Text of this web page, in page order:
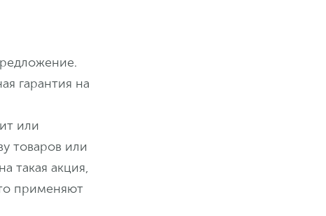
гарантия на
или
товаров или
такая акция,
применяют